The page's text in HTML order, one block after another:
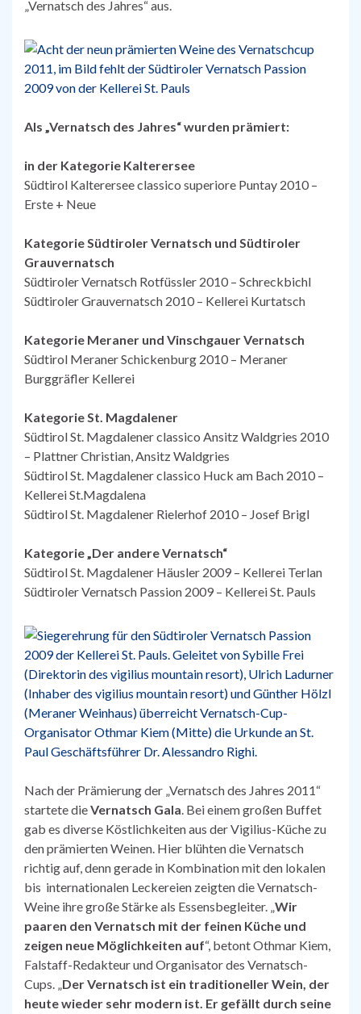
„Vernatsch des Jahres“ aus.
Als „Vernatsch des Jahres“ wurden prämiert:
in der Kategorie Kalterersee
Südtirol Kalterersee classico superiore Puntay 2010 –
Erste + Neue
Kategorie Südtiroler Vernatsch und Südtiroler
Grauvernatsch
Südtiroler Vernatsch Rotfüssler 2010 – Schreckbichl
Südtiroler Grauvernatsch 2010 – Kellerei Kurtatsch
Kategorie Meraner und Vinschgauer Vernatsch
Südtirol Meraner Schickenburg 2010 – Meraner
Burggräfler Kellerei
Kategorie St. Magdalener
Südtirol St. Magdalener classico Ansitz Waldgries 2010
– Plattner Christian, Ansitz Waldgries
Südtirol St. Magdalener classico Huck am Bach 2010 –
Kellerei St.Magdalena
Südtirol St. Magdalener Rielerhof 2010 – Josef Brigl
Kategorie „Der andere Vernatsch“
Südtirol St. Magdalener Häusler 2009 – Kellerei Terlan
Südtiroler Vernatsch Passion 2009 – Kellerei St. Pauls
Nach der Prämierung der „Vernatsch des Jahres 2011“
startete dieVernatsch Gala. Bei einem großen Buffet
gab es diverse Köstlichkeiten aus der Vigilius-Küche zu
den prämierten Weinen. Hier blühten die Vernatsch
richtig auf, denn gerade in Kombination mit den lokalen
bis internationalen Leckereien zeigten die Vernatsch-
Weine ihre große Stärke als Essensbegleiter. „Wir
paaren den Vernatsch mit der feinen Küche und
zeigen neue Möglichkeiten auf“, betont Othmar Kiem,
Falstaff-Redakteur und Organisator des Vernatsch-
Cups. „Der Vernatsch ist ein traditioneller Wein, der
heute wieder sehr modern ist. Er gefällt durch seine